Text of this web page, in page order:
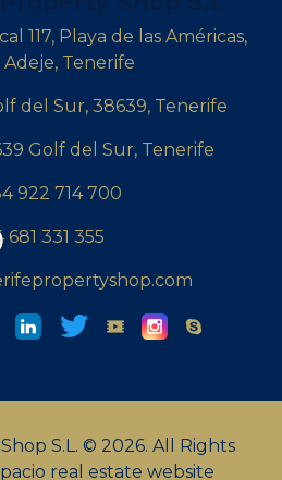
117, Playa de las Américas,
Adeje, Tenerife
del Sur, 38639, Tenerife
Golf del Sur, Tenerife
922 714 700
681 331 355
S.L. © 2026. All Rights
real estate website